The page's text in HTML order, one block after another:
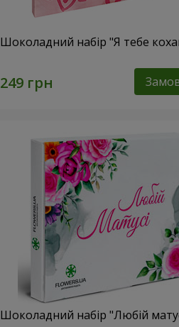
Шоколадний набір "Я тебе
Шоколадний набір "Любій